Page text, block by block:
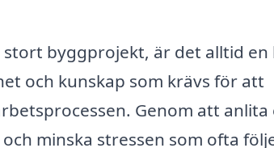
byggprojekt, är det alltid en
och kunskap som krävs för att
Genom att anlita
minska stressen som ofta